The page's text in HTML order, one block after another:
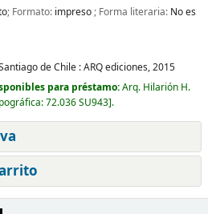
; Formato: impreso; Forma literaria: No es
de Chile :ARQ ediciones,2015
para préstamo:Arq. Hilarión H.
72.036 SU943 .